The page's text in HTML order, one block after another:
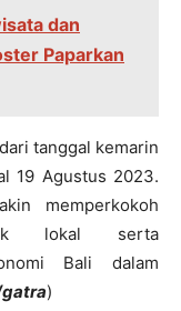
dan
Paparkan
tanggal kemarin
19 Agustus 2023.
memperkokoh
lokal serta
Bali dalam
)